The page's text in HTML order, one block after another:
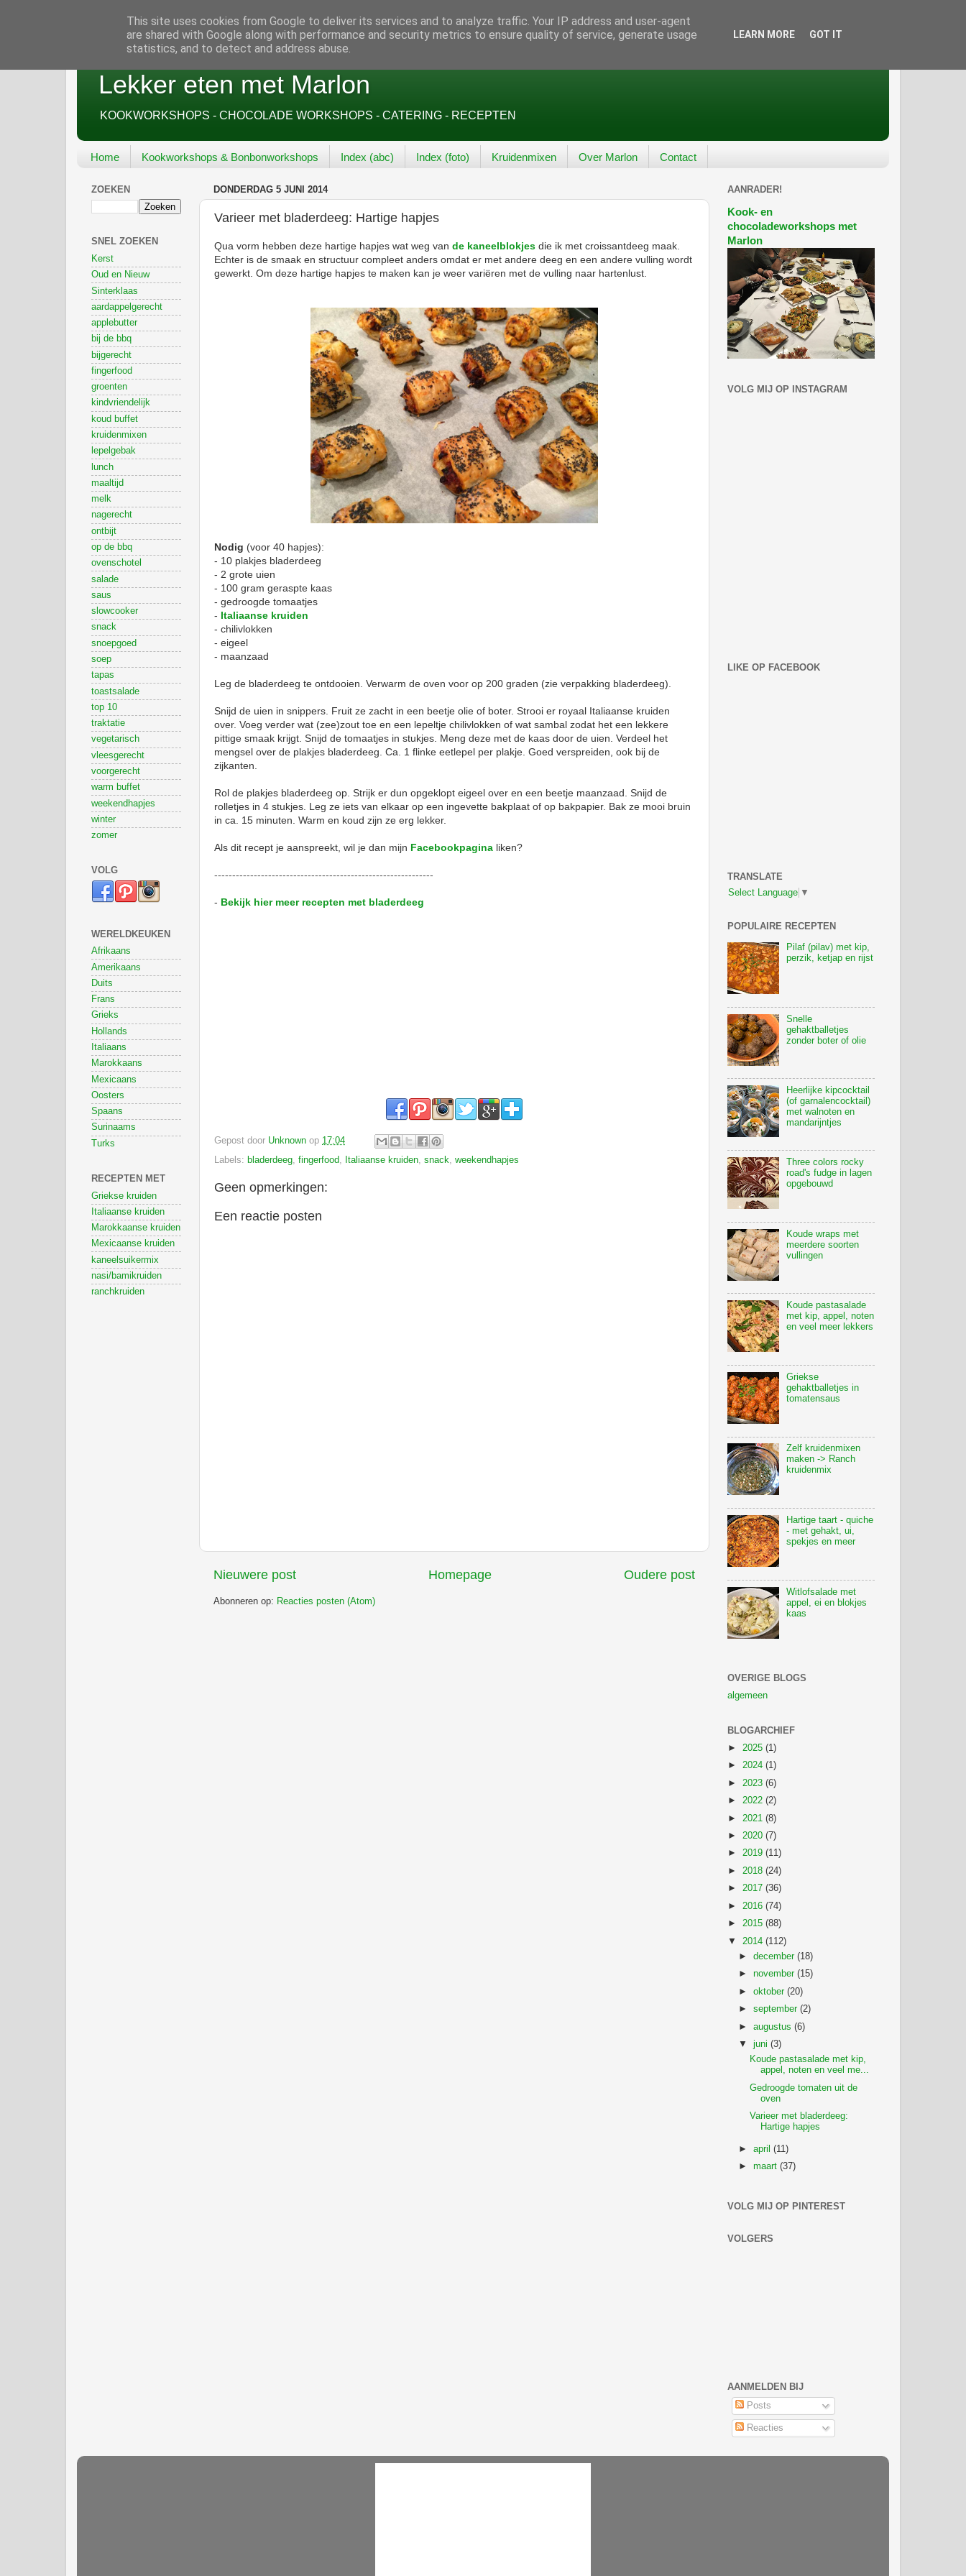
Lekker eten met Marlon
KOOKWORKSHOPS - CHOCOLADE WORKSHOPS - CATERING - RECEPTEN
Home Kookworkshops & Bonbonworkshops Index (abc) Index (foto) Kruidenmixen Over Marlon Contact
DONDERDAG 5 JUNI 2014
Varieer met bladerdeeg: Hartige hapjes
Qua vorm hebben deze hartige hapjes wat weg van de kaneelblokjes die ik met croissantdeeg maak.
Echter is de smaak en structuur compleet anders omdat er met andere deeg en een andere vulling wordt
gewerkt. Om deze hartige hapjes te maken kan je weer variëren met de vulling naar hartenlust.
Nodig (voor 40 hapjes):
- 10 plakjes bladerdeeg
- 2 grote uien
- 100 gram geraspte kaas
- gedroogde tomaatjes
- Italiaanse kruiden
- chilivlokken
- eigeel
- maanzaad
Leg de bladerdeeg te ontdooien. Verwarm de oven voor op 200 graden (zie verpakking bladerdeeg).
Snijd de uien in snippers. Fruit ze zacht in een beetje olie of boter. Strooi er royaal Italiaanse kruiden
over. Voeg verder wat (zee)zout toe en een lepeltje chilivlokken of wat sambal zodat het een lekkere
pittige smaak krijgt. Snijd de tomaatjes in stukjes. Meng deze met de kaas door de uien. Verdeel het
mengsel over de plakjes bladerdeeg. Ca. 1 flinke eetlepel per plakje. Goed verspreiden, ook bij de
zijkanten.
Rol de plakjes bladerdeeg op. Strijk er dun opgeklopt eigeel over en een beetje maanzaad. Snijd de
rolletjes in 4 stukjes. Leg ze iets van elkaar op een ingevette bakplaat of op bakpapier. Bak ze mooi bruin
in ca. 15 minuten. Warm en koud zijn ze erg lekker.
Als dit recept je aanspreekt, wil je dan mijn Facebookpagina liken?
-------------------------------------------------------------
- Bekijk hier meer recepten met bladerdeeg
Gepost door Unknown op 17:04
Labels: bladerdeeg fingerfood Italiaanse kruiden snack weekendhapjes
Geen opmerkingen:
Een reactie posten
Nieuwere post Oudere post
Homepage
Abonneren op: Reacties posten (Atom)
ZOEKEN
SNEL ZOEKEN
Kerst
Oud en Nieuw
Sinterklaas
aardappelgerecht
applebutter
bij de bbq
bijgerecht
fingerfood
groenten
kindvriendelijk
koud buffet
kruidenmixen
lepelgebak
lunch
maaltijd
melk
nagerecht
ontbijt
op de bbq
ovenschotel
salade
saus
slowcooker
snack
snoepgoed
soep
tapas
toastsalade
top 10
traktatie
vegetarisch
vleesgerecht
voorgerecht
warm buffet
weekendhapjes
winter
zomer
VOLG
WERELDKEUKEN
Afrikaans
Amerikaans
Duits
Frans
Grieks
Hollands
Italiaans
Marokkaans
Mexicaans
Oosters
Spaans
Surinaams
Turks
RECEPTEN MET
Griekse kruiden
Italiaanse kruiden
Marokkaanse kruiden
Mexicaanse kruiden
kaneelsuikermix
nasi/bamikruiden
ranchkruiden
AANRADER!
Kook- en
chocoladeworkshops met
Marlon
VOLG MIJ OP INSTAGRAM
LIKE OP FACEBOOK
TRANSLATE
Select Language ▼
POPULAIRE RECEPTEN
Pilaf (pilav) met kip,
perzik, ketjap en rijst
Snelle
gehaktballetjes
zonder boter of olie
Heerlijke kipcocktail
(of garnalencocktail)
met walnoten en
mandarijntjes
Three colors rocky
road's fudge in lagen
opgebouwd
Koude wraps met
meerdere soorten
vullingen
Koude pastasalade
met kip, appel, noten
en veel meer lekkers
Griekse
gehaktballetjes in
tomatensaus
Zelf kruidenmixen
maken -> Ranch
kruidenmix
Hartige taart - quiche
- met gehakt, ui,
spekjes en meer
Witlofsalade met
appel, ei en blokjes
kaas
OVERIGE BLOGS
algemeen
BLOGARCHIEF
► 2025 (1)
► 2024 (1)
► 2023 (6)
► 2022 (2)
► 2021 (8)
► 2020 (7)
► 2019 (11)
► 2018 (24)
► 2017 (36)
► 2016 (74)
► 2015 (88)
▼ 2014 (112)
►december(18)
►november(15)
►oktober(20)
►september(2)
►augustus(6)
▼juni(3)
Koude pastasalade met kip,
appel, noten en veel me...
Gedroogde tomaten uit de
oven
Varieer met bladerdeeg:
Hartige hapjes
►april(11)
►maart(37)
VOLG MIJ OP PINTEREST
VOLGERS
AANMELDEN BIJ
Posts
Reacties
This site uses cookies from Google to deliver its services and to analyze traffic. Your IP address and user-agent
are shared with Google along with performance and security metrics to ensure quality of service, generate usage
statistics, and to detect and address abuse.
LEARN MORE GOT IT